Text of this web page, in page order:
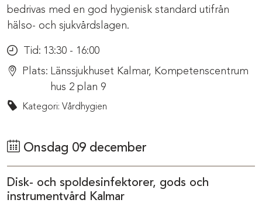
bedrivas med en god hygienisk standard utifrån
hälso- och sjukvårdslagen.
Tid: 13:30 - 16:00
Plats: Länssjukhuset Kalmar, Kompetenscentrum
hus 2 plan 9
Kategori: Vårdhygien
Onsdag 09 december
Disk- och spoldesinfektorer, gods och
instrumentvård Kalmar